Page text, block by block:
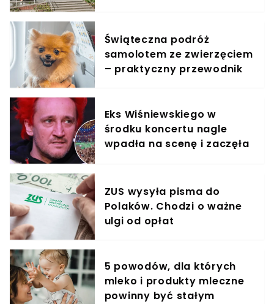
Świąteczna podróż
samolotem ze zwierzęciem
– praktyczny przewodnik
Eks Wiśniewskiego w
środku koncertu nagle
wpadła na scenę i zaczęła
ZUS wysyła pisma do
Polaków. Chodzi o ważne
ulgi od opłat
5 powodów, dla których
mleko i produkty mleczne
powinny być stałym